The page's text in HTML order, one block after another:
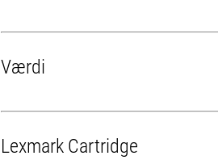
Værdi
Lexmark Cartridge